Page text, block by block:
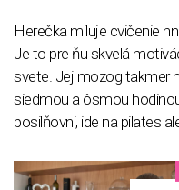
Herečka miluje cvičenie
Je to pre ňu skvelá
svete. Jej mozog takmer
siedmou a ôsmou
posilňovni, ide na pilates